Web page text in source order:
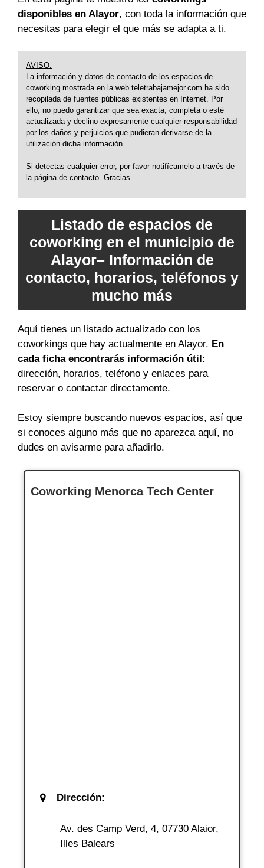
disponibles en Alayor, con toda la información que
necesitas para elegir el que más se adapta a ti.
AVISO:
La información y datos de contacto de los espacios de
coworking mostrada en la web teletrabajamejor.com ha sido
recopilada de fuentes públicas existentes en Internet. Por
ello, no puedo garantizar que sea exacta, completa o esté
actualizada y declino expresamente cualquier responsabilidad
por los daños y perjuicios que pudieran derivarse de la
utilización dicha información.
Si detectas cualquier error, por favor notifícamelo a través de
la página de contacto. Gracias.
Listado de espacios de
coworking en el municipio de
Alayor– Información de
contacto, horarios, teléfonos y
mucho más
Aquí tienes un listado actualizado con los
coworkings que hay actualmente en Alayor. En
cada ficha encontrarás información útil:
dirección, horarios, teléfono y enlaces para
reservar o contactar directamente.
Estoy siempre buscando nuevos espacios, así que
si conoces alguno más que no aparezca aquí, no
dudes en avisarme para añadirlo.
Coworking Menorca Tech Center
Dirección:
Av. des Camp Verd, 4, 07730 Alaior,
Illes Balears